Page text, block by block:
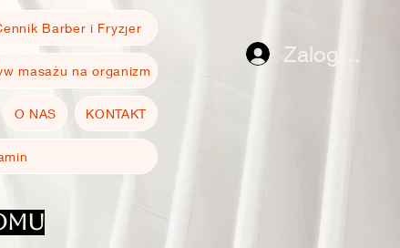
Barber i Fryzjer
masażu na organizm
O NAS KONTAKT
Zaloguj się